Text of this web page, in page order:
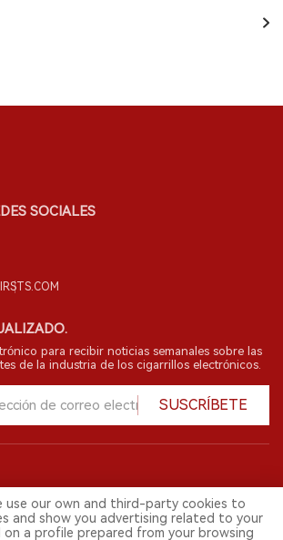
SOCIALES
para recibir noticias semanales sobre las
de la industria de los cigarrillos electrónicos.
SUSCRÍBETE
Technology Co.,Ltd. Todos los derechos
use our own and third-party cookies to
and show you advertising related to your
on a profile prepared from your browsing